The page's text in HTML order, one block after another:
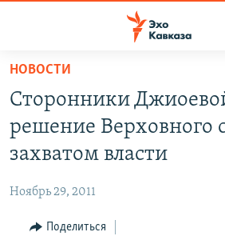
Вернуться
основному
содержанию
Вернутся
главной
навигации
Вернутся
ТБИЛИСИ
СУХУМИ
ВЕСЬ КАВКАЗ
СЕВЕРНЫЙ КАВКАЗ
ТЕМЫ
НОВОСТИ
Сторонники
решение Верховного
захватом власти
Ноябрь 29, 2011
Поделиться